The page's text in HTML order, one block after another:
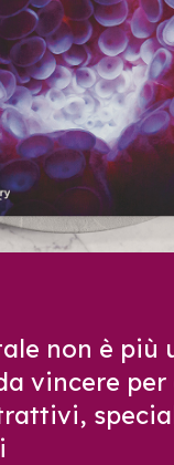
non è più
vincere